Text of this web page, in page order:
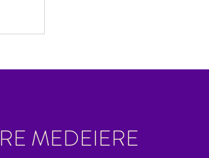
MEDEIERE